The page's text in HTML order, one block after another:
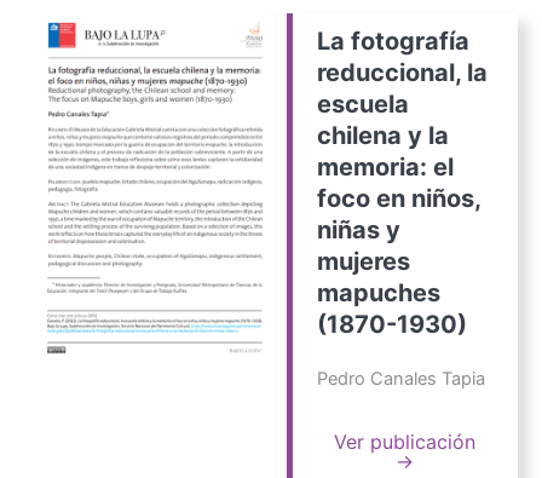
La fotografía
reduccional, la
escuela
chilena y la
memoria: el
foco en niños,
niñas y
mujeres
mapuches
(1870-1930)
Pedro Canales Tapia
Ver publicación
→